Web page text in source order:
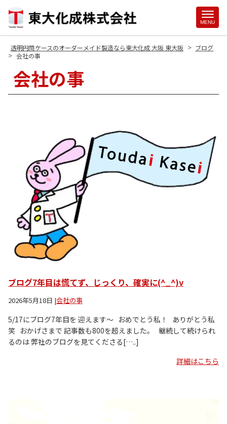
MENU
透明円筒ケースのオーダーメイド製造なら東大化成 大阪 東大阪 > ブログ
> 会社の事
会社の事
ブログ7年目は慌てず、じっくり、確実に(^_^)v
2026年5月18日 |会社の事
5/17にブログ7年目を 迎えます～ おめでとう私！ ありがとう私
笑 おかげさまで 記事数も800を超えました。 継続して続けられ
るのは 弊社のブログを見てくださる[…..]
詳細はこちら
Site
Footer